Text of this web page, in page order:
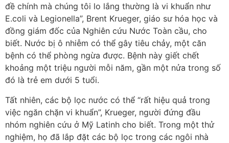
đề chính mà chúng tôi lo lắng thường là vi khuẩn như
E.coli và Legionella”, Brent Krueger, giáo sư hóa học và
đồng giám đốc của Nghiên cứu Nước Toàn cầu, cho
biết. Nước bị ô nhiễm có thể gây tiêu chảy, một căn
bệnh có thể phòng ngừa được. Bệnh này giết chết
khoảng một triệu người mỗi năm, gần một nửa trong số
đó là trẻ em dưới 5 tuổi.
Tất nhiên, các bộ lọc nước có thể “rất hiệu quả trong
việc ngăn chặn vi khuẩn”, Krueger, người đứng đầu
nhóm nghiên cứu ở Mỹ Latinh cho biết. Trong một thử
nghiệm, họ đã lắp đặt các bộ lọc trong các ngôi nhà